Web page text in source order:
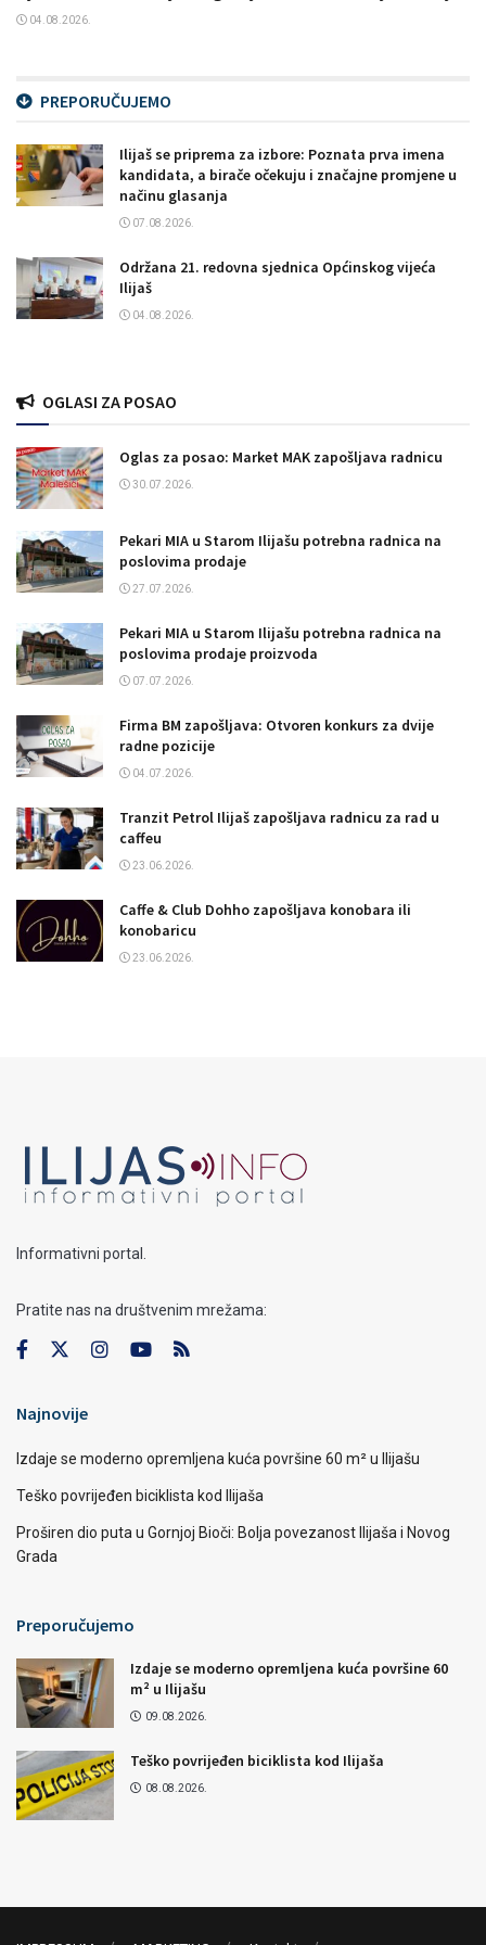
04.08.2026.
PREPORUČUJEMO
Ilijaš se priprema za izbore: Poznata prva imena
kandidata, a birače očekuju i značajne promjene u
načinu glasanja
07.08.2026.
Održana 21. redovna sjednica Općinskog vijeća
Ilijaš
04.08.2026.
OGLASI ZA POSAO
Oglas za posao: Market MAK zapošljava radnicu
30.07.2026.
Pekari MIA u Starom Ilijašu potrebna radnica na
poslovima prodaje
27.07.2026.
Pekari MIA u Starom Ilijašu potrebna radnica na
poslovima prodaje proizvoda
07.07.2026.
Firma BM zapošljava: Otvoren konkurs za dvije
radne pozicije
04.07.2026.
Tranzit Petrol Ilijaš zapošljava radnicu za rad u
caffeu
23.06.2026.
Caffe & Club Dohho zapošljava konobara ili
konobaricu
23.06.2026.
Informativni portal.
Pratite nas na društvenim mrežama:
Najnovije
Izdaje se moderno opremljena kuća površine 60 m² u Ilijašu
Teško povrijeđen biciklista kod Ilijaša
Proširen dio puta u Gornjoj Bioči: Bolja povezanost Ilijaša i Novog
Grada
Preporučujemo
Izdaje se moderno opremljena kuća površine 60
m² u Ilijašu
09.08.2026.
Teško povrijeđen biciklista kod Ilijaša
08.08.2026.